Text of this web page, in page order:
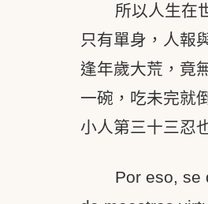
所以人生在
只有單身，人報
逢年歲大荒，竟
一碗，吃未完就
小人第三十三忍
Por eso, se